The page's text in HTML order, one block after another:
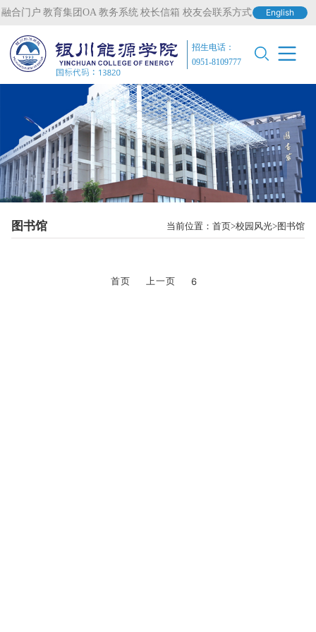
融合门户 教育集团OA 教务系统 校长信箱 校友会联系方式 English
招生电话：
0951-8109777
图书馆 当前位置：首页 校园风光 图书馆
首页 上一页 6